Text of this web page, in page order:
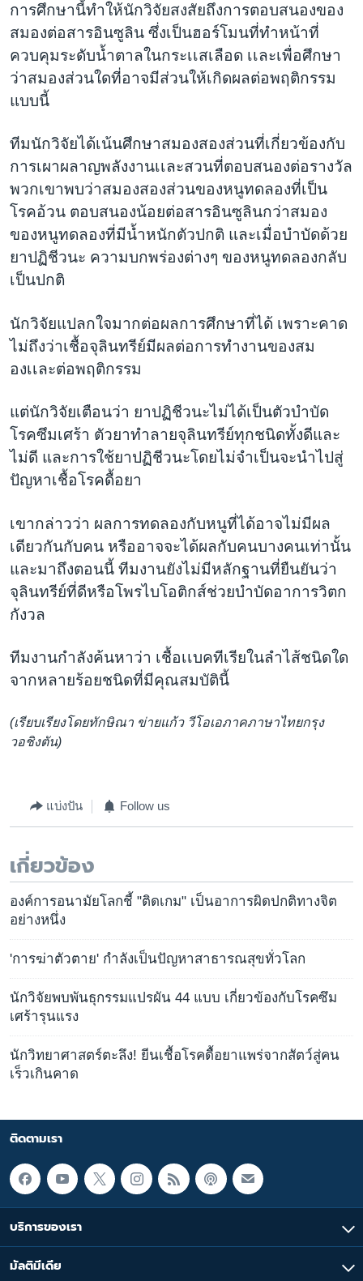
การศึกษานี้ทำให้นักวิจัยสงสัยถึงการตอบสนองของ
สมองต่อสารอินซูลิน ซึ่งเป็นฮอร์โมนที่ทำหน้าที่
ควบคุมระดับน้ำตาลในกระเเสเลือด เเละเพื่อศึกษา
ว่าสมองส่วนใดที่อาจมีส่วนให้เกิดผลต่อพฤติกรรม
แบบนี้
ทีมนักวิจัยได้เน้นศึกษาสมองสองส่วนที่เกี่ยวข้องกับ
การเผาผลาญพลังงานเเละสวนที่ตอบสนองต่อรางวัล
พวกเขาพบว่าสมองสองส่วนของหนูทดลองที่เป็น
โรคอ้วน ตอบสนองน้อยต่อสารอินซูลินกว่าสมอง
ของหนูทดลองที่มีน้ำหนักตัวปกติ และเมื่อบำบัดด้วย
ยาปฏิชีวนะ ความบกพร่องต่างๆ ของหนูทดลองกลับ
เป็นปกติ
นักวิจัยแปลกใจมากต่อผลการศึกษาที่ได้ เพราะคาด
ไม่ถึงว่าเชื้อจุลินทรีย์มีผลต่อการทำงานของสม
องเเละต่อพฤติกรรม
แต่นักวิจัยเตือนว่า ยาปฏิชีวนะไม่ได้เป็นตัวบำบัด
โรคซึมเศร้า ตัวยาทำลายจุลินทรีย์ทุกชนิดทั้งดีและ
ไม่ดี และการใช้ยาปฏิชีวนะโดยไม่จำเป็นจะนำไปสู่
ปัญหาเชื้อโรคดื้อยา
เขากล่าวว่า ผลการทดลองกับหนูที่ได้อาจไม่มีผล
เดียวกันกับคน หรืออาจจะได้ผลกับคนบางคนเท่านั้น
และมาถึงตอนนี้ ทีมงานยังไม่มีหลักฐานที่ยืนยันว่า
จุลินทรีย์ที่ดีหรือโพรไบโอติกส์ช่วยบำบัดอาการวิตก
กังวล
ทีมงานกำลังค้นหาว่า เชื้อเเบคทีเรียในลำไส้ชนิดใด
จากหลายร้อยชนิดที่มีคุณสมบัตินี้
(เรียบเรียงโดยทักษิณา ข่ายแก้ว วีโอเอภาคภาษาไทยกรุง
วอชิงตัน)
แบ่งปัน Follow us
เกี่ยวข้อง
องค์การอนามัยโลกชี้ "ติดเกม" เป็นอาการผิดปกติทางจิต
อย่างหนึ่ง
'การฆ่าตัวตาย' กำลังเป็นปัญหาสาธารณสุขทั่วโลก
นักวิจัยพบพันธุกรรมแปรผัน 44 แบบ เกี่ยวข้องกับโรคซึม
เศร้ารุนแรง
นักวิทยาศาสตร์ตะลึง! ยีนเชื้อโรคดื้อยาแพร่จากสัตว์สู่คน
เร็วเกินคาด
ติดตามเรา
บริการของเรา
มัลติมีเดีย